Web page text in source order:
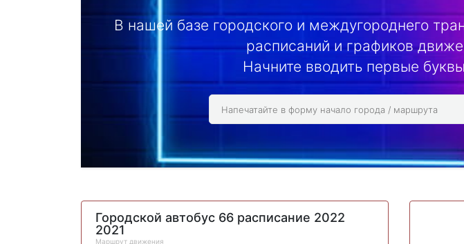
В нашей базе городского и междугороднего
расписаний и графиков
Начните вводить первые
Городской автобус 66 расписание 2022
2021
Маршрут движения